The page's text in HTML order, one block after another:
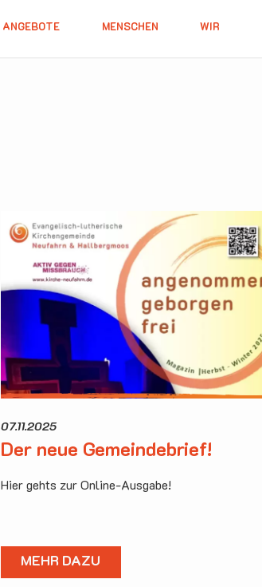
ANGEBOTE MENSCHEN WIR
07.11.2025
Der neue Gemeindebrief!
Hier gehts zur Online-Ausgabe!
MEHR DAZU